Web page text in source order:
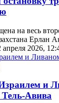
на весь
Ерлан
апреля 2026,
и
Тель-Авива